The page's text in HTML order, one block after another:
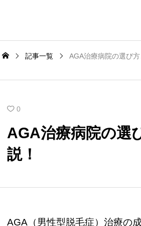
記事一覧 AGA治療病院の選び
0
AGA治療病院の選
説！
AGA（男性型脱毛症）治療の